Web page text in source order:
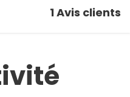
1Avis clients